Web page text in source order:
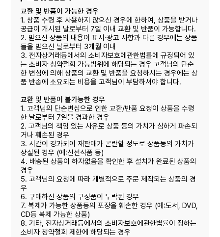
교환 및 반품이 가능한 경우
1. 상품 수령 후 사용하지 않으신 경우에 한하여, 상품을 받거나
공급이 개시된 날로부터 7일 이내 교환 및 반품이 가능합니다.
2. 받으신 상품의 내용이 표시·광고 사항과 다른 경우에는 상품
들을 받으신 날로부터 3개월 이내
3. 전자상거래등에서의 소비자보호에관한법률에 규정되어 있
는 소비자 청약철회 가능범위에 해당되는 경우 고객님의 단순
한 변심에 의해 상품의 교환 및 반품을 요청하시는 경우에는 상
품 반송에 소요되는 비용을 고객님이 부담하셔야 합니다.
교환 및 반품이 불가능한 경우
1. 고객님의 단순변심으로 인한 교환/반품 요청이 상품을 수령
한 날로부터 7일을 경과한 경우
2. 고객님의 책임 있는 사유로 상품 등의 가치가 심하게 파손되
거나 훼손된 경우
3. 시간이 경과되어 재판매가 곤란할 정도로 상품등의 가치가
상실된 경우 (예:신선식품 등)
4. 배송된 상품이 하자없음을 확인한 후 설치가 완료된 상품의
경우
5. 고객님의 요청에 따라 개별적으로 주문 제작되는 상품의 경
우
6. 구매하신 상품의 구성품이 누락된 경우
7. 복제가 가능한 상품등의 포장을 훼손한 경우 (예:도서, DVD,
CD등 복제 가능한 상품)
8. 기타, 전자상거래등에서의 소비자보호에관한볍률이 정하는
소비자 청약철회 제한에 해당되는 경우